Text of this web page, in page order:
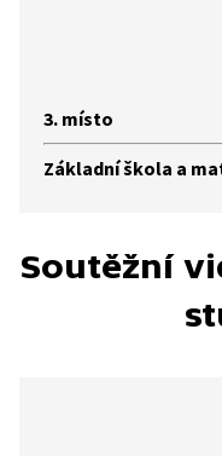
3. místo
Základní škola a
Soutěžní